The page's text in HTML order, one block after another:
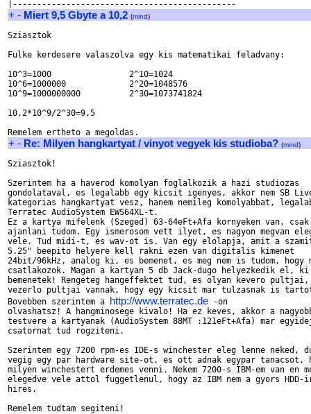
+ - Miert 9,5 Gbyte a 10,2 (mind)
Sziasztok
Fulke kerdesere valaszolva egy kis matematikai feladvany:
10^3=1000                2^10=1024
10^6=1000000             2^20=1048576
10^9=1000000000          2^30=1073741824
10,2*10^9/2^30=9,5
+ - Re: Milyen hangkartyat / vinyot vegyek kis studioba? (mind)
Sziasztok!
Szerintem ha a haverod komolyan foglalkozik a hazi studiozas
gondolataval, es legalabb egy kicsit igenyes, akkor nem SB
kategorias hangkartyat vesz, hanem nemileg komolyabbat,
Terratec AudioSystem EWS64XL-t.
Ez a kartya mifelenk (Szeged) 63-64eFt+Afa kornyeken van, csak
ajanlani tudom. Egy ismerosom vett ilyet, es nagyon megvan
vele. Tud midi-t, es wav-ot is. Van egy elolapja, amit a
5.25" beepito helyere kell rakni ezen van digitalis kimenet
24bit/96kHz, analog ki, es bemenet, es meg nem is tudom, hogy
csatlakozok. Magan a kartyan 5 db Jack-dugo helyezkedik el, ki
bemenetek! Rengeteg hangeffektet tud, es olyan kevero pultjai,
vezerlo pultjai vannak, hogy egy kicsit mar tulzasnak is
Bovebben szerintem a http://www.terratec.de -on
olvashatsz! A hangminosege kivalo! Ha ez keves, akkor a
testvere a kartyanak (AudioSystem 88MT :121eFt+Afa) mar
csatornat tud rogziteni.
Szerintem egy 7200 rpm-es IDE-s winchester eleg lenne neked,
vegig egy par hardware site-ot, es ott adnak egypar tanacsot,
milyen winchestert erdemes venni. Nekem 7200-s IBM-em van en
elegedve vele attol fuggetlenul, hogy az IBM nem a gyors HDD-
hires.
Remelem tudtam segiteni!